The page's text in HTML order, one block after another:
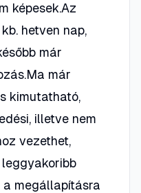
képesek.Az
hetven nap,
már
már
kimutatható,
illetve nem
vezethet,
a megállapításra